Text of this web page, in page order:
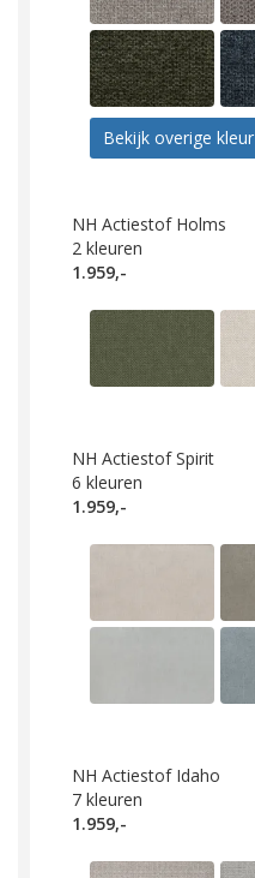
Bekijk overige kleur
NH Actiestof Holms
2 kleuren
1.959,-
NH Actiestof Spirit
6 kleuren
1.959,-
NH Actiestof Idaho
7 kleuren
1.959,-